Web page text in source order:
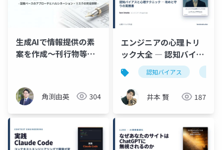
生成AIで情報提供の素
案を作成～刊行物等提
角渕由英 304
エンジニアの心理トリ
ック大全 ― 認知バイア
スと心理テクニック
（入門）
認知バイアス
井本 賢 187